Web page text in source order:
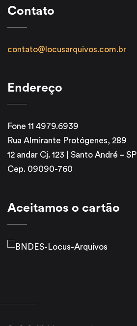
Contato
contato@locusarquivos.com.br
Endereço
Fone 11 4979.6939
Rua Almirante Protógenes, 289
12 andar Cj. 123 | Santo André – SP
Cep. 09090-760
Aceitamos o cartão